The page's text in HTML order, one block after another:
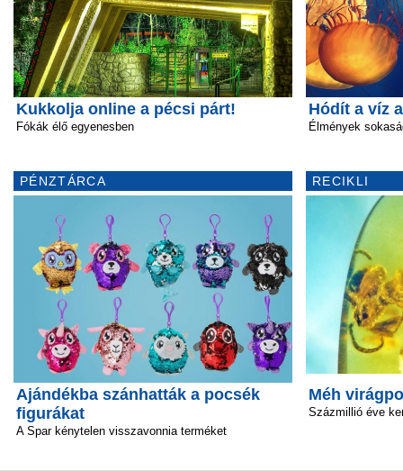
Kukkolja online a pécsi párt!
Fókák élő egyenesben
PÉNZTÁRCA
Ajándékba szánhatták a pocsék
figurákat
A Spar kénytelen visszavonnia terméket
Hódít a víz
Élmények
RECIKLI
Méh
Százmillió éve